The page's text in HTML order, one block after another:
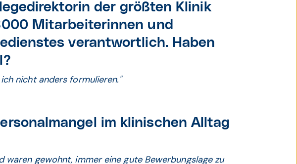
der größten Klinik
Mitarbeiterinnen und
verantwortlich. Haben
ich nicht anders formulieren."
im klinischen Alltag
waren gewohnt, immer eine gute Bewerbungslage zu